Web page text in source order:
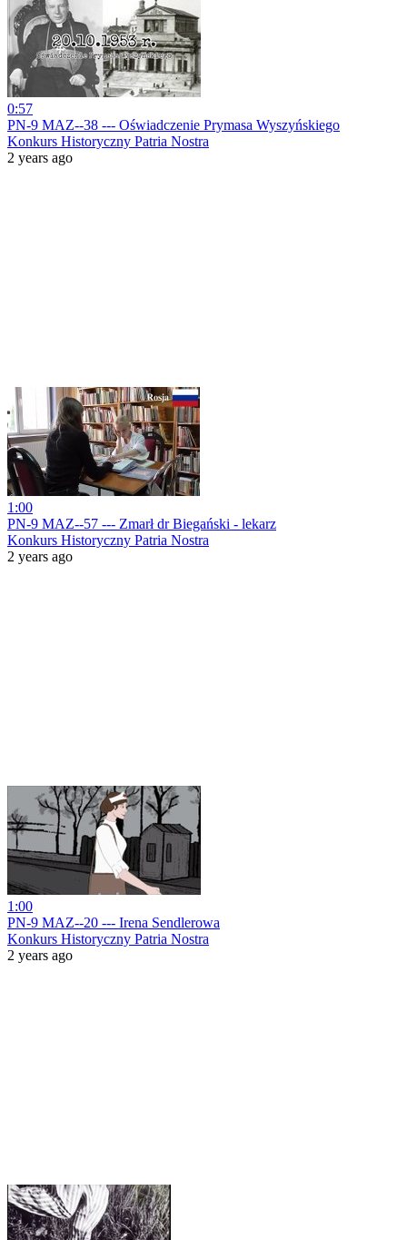
0:57
PN-9 MAZ--38 --- Oświadczenie Prymasa Wyszyńskiego
Konkurs Historyczny Patria Nostra
2 years ago
1:00
PN-9 MAZ--57 --- Zmarł dr Biegański - lekarz
Konkurs Historyczny Patria Nostra
2 years ago
1:00
PN-9 MAZ--20 --- Irena Sendlerowa
Konkurs Historyczny Patria Nostra
2 years ago